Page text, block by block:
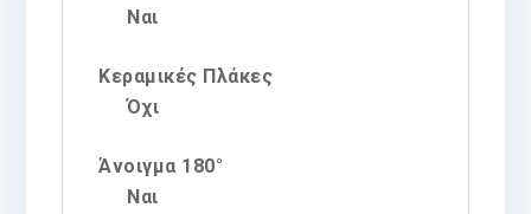
Ναι
Κεραμικές Πλάκες
Όχι
Άνοιγμα 180°
Ναι